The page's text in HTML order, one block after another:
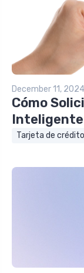
December 11, 2024
Cómo
Inteligente
Tarjeta de crédito